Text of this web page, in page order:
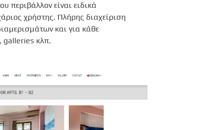
περιβάλλον είναι ειδικά
χρήστης. Πλήρης διαχείριση
και για κάθε
galleries κλπ.